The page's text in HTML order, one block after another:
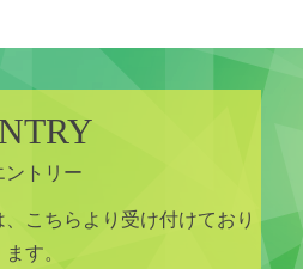
ントリー
こちらより受け付けており
ます。